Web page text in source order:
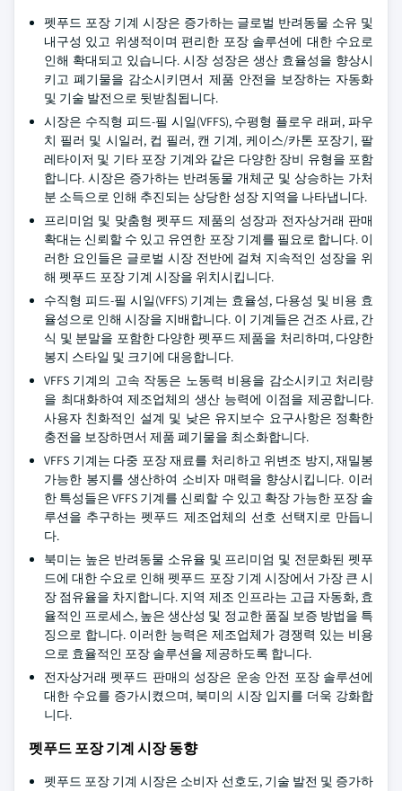
펫푸드 포장 기계 시장은 증가하는 글로벌 반려동물 소유 및
내구성 있고 위생적이며 편리한 포장 솔루션에 대한 수요로
인해 확대되고 있습니다. 시장 성장은 생산 효율성을 향상시
키고 폐기물을 감소시키면서 제품 안전을 보장하는 자동화
및 기술 발전으로 뒷받침됩니다.
시장은 수직형 피드-필 시일(VFFS), 수평형 플로우 래퍼, 파우
치 필러 및 시일러, 컵 필러, 캔 기계, 케이스/카톤 포장기, 팔
레타이저 및 기타 포장 기계와 같은 다양한 장비 유형을 포함
합니다. 시장은 증가하는 반려동물 개체군 및 상승하는 가처
분 소득으로 인해 추진되는 상당한 성장 지역을 나타냅니다.
프리미엄 및 맞춤형 펫푸드 제품의 성장과 전자상거래 판매
확대는 신뢰할 수 있고 유연한 포장 기계를 필요로 합니다. 이
러한 요인들은 글로벌 시장 전반에 걸쳐 지속적인 성장을 위
해 펫푸드 포장 기계 시장을 위치시킵니다.
수직형 피드-필 시일(VFFS) 기계는 효율성, 다용성 및 비용 효
율성으로 인해 시장을 지배합니다. 이 기계들은 건조 사료, 간
식 및 분말을 포함한 다양한 펫푸드 제품을 처리하며, 다양한
봉지 스타일 및 크기에 대응합니다.
VFFS 기계의 고속 작동은 노동력 비용을 감소시키고 처리량
을 최대화하여 제조업체의 생산 능력에 이점을 제공합니다.
사용자 친화적인 설계 및 낮은 유지보수 요구사항은 정확한
충전을 보장하면서 제품 폐기물을 최소화합니다.
VFFS 기계는 다중 포장 재료를 처리하고 위변조 방지, 재밀봉
가능한 봉지를 생산하여 소비자 매력을 향상시킵니다. 이러
한 특성들은 VFFS 기계를 신뢰할 수 있고 확장 가능한 포장 솔
루션을 추구하는 펫푸드 제조업체의 선호 선택지로 만듭니
다.
북미는 높은 반려동물 소유율 및 프리미엄 및 전문화된 펫푸
드에 대한 수요로 인해 펫푸드 포장 기계 시장에서 가장 큰 시
장 점유율을 차지합니다. 지역 제조 인프라는 고급 자동화, 효
율적인 프로세스, 높은 생산성 및 정교한 품질 보증 방법을 특
징으로 합니다. 이러한 능력은 제조업체가 경쟁력 있는 비용
으로 효율적인 포장 솔루션을 제공하도록 합니다.
전자상거래 펫푸드 판매의 성장은 운송 안전 포장 솔루션에
대한 수요를 증가시켰으며, 북미의 시장 입지를 더욱 강화합
니다.
펫푸드 포장 기계 시장 동향
펫푸드 포장 기계 시장은 소비자 선호도, 기술 발전 및 증가하